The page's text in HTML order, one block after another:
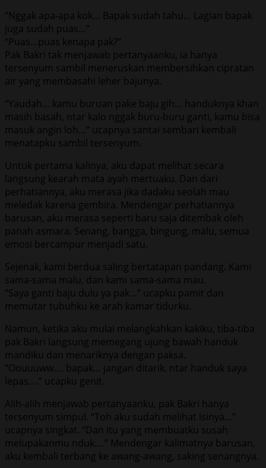
“Nggak apa-apa kok… Bapak sudah tahu… Lagian bapak
juga sudah puas…”
“Puas…puas kenapa pak?”
Pak Bakri tak menjawab pertanyaanku, ia hanya
tersenyum sambil meneruskan membersihkan cipratan
air yang membasahi leher bajunya.
“Yaudah… kamu buruan pake baju gih… handuknya khan
masih basah, ntar kalo nggak buru-buru ganti, kamu bisa
masuk angin loh…” ucapnya santai sembari kembali
menatapku sambil tersenyum.
Untuk pertama kalinya, aku dapat melihat secara
langsung kearah mata ayah mertuaku. Dan dari
perhatiannya, aku merasa jika dadaku seolah mau
meledak karena gembira. Mendengar perhatiannya
barusan, aku merasa seperti baru saja ditembak oleh
panah asmara. Senang, bangga, bingung, malu, semua
emosi bercampur menjadi satu.
Sejenak, kami berdua saling bertatapan pandang. Kami
sama-sama malu, dan kami sama-sama mau.
“Saya ganti baju dulu ya pak…” ucapku pamit dan
memutar tubuhku ke arah kamar tidurku.
Namun, ketika aku mulai melangkahkan kakiku, tiba-tiba
pak Bakri langsung memegang ujung bawah handuk
mandiku dan menariknya dengan paksa.
“Oouuuww…. bapak… jangan ditarik, ntar handuk saya
lepas….” ucapku genit.
Alih-alih menjawab pertanyaanku, pak Bakri hanya
tersenyum simpul. “Toh aku sudah melihat isinya…”
ucapnya singkat. “Dan itu yang membuatku susah
melupakanmu nduk….” Mendengar kalimatnya barusan,
aku kembali terbang ke awang-awang, saking senangnya.